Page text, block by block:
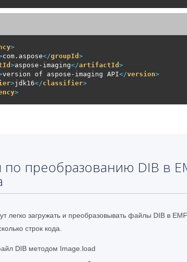
>
com.aspose</groupId >
>aspose-imaging</artifactId >
version of aspose-imaging API</version>
>jdk16</classifier>
>
по преобразованию DIB в
легко загружать и преобразовывать файлы DIB в EMF,
строк кода.
DIB методом Image.load